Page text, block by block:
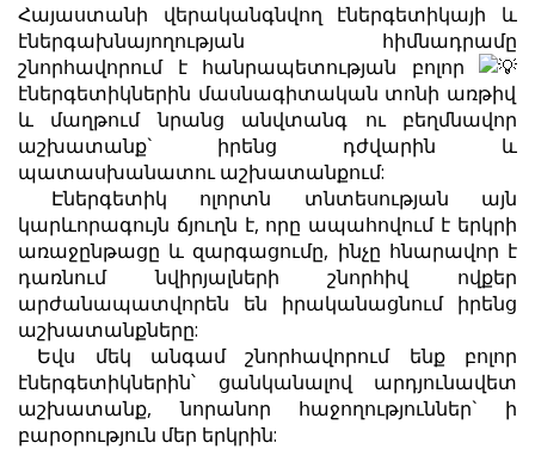
Հայաստանի վերականգնվող էներգետիկայի և
էներգախնայողության հիմնադրամը
շնորհավորում է հանրապետության բոլոր
էներգետիկներին մասնագիտական տոնի առթիվ
և մաղթում նրանց անվտանգ ու բեղմնավոր
աշխատանք` իրենց դժվարին և
պատասխանատու աշխատանքում:
Էներգետիկ ոլորտն տնտեսության այն
կարևորագույն ճյուղն է, որը ապահովում է երկրի
առաջընթացը և զարգացումը, ինչը հնարավոր է
դառնում նվիրյալների շնորհիվ ովքեր
արժանապատվորեն են իրականացնում իրենց
աշխատանքները:
Եվս մեկ անգամ շնորհավորում ենք բոլոր
էներգետիկներին՝ ցանկանալով արդյունավետ
աշխատանք, նորանոր հաջողություններ` ի
բարօրություն մեր երկրին: